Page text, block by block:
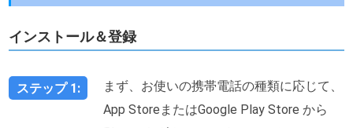
インストール＆登録
ステップ 1:
まず、お使いの携帯電話の種類に応じて、
App StoreまたはGoogle Play Store から